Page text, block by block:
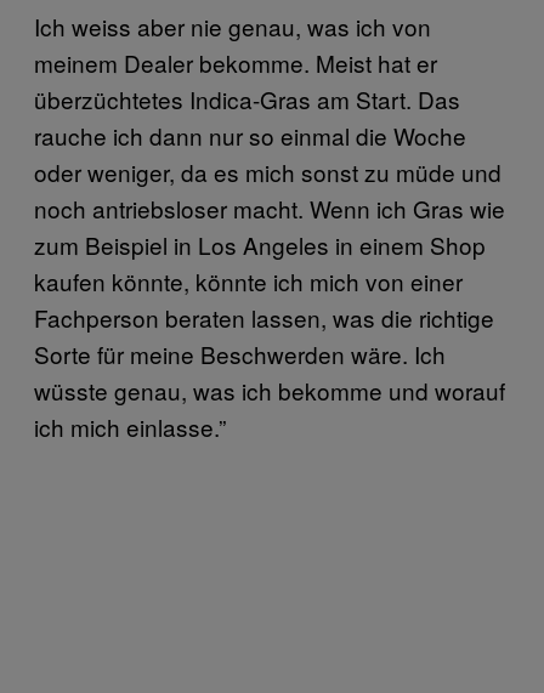
Ich weiss aber nie genau, was ich von
meinem Dealer bekomme. Meist hat er
überzüchtetes Indica-Gras am Start. Das
rauche ich dann nur so einmal die Woche
oder weniger, da es mich sonst zu müde und
noch antriebsloser macht. Wenn ich Gras wie
zum Beispiel in Los Angeles in einem Shop
kaufen könnte, könnte ich mich von einer
Fachperson beraten lassen, was die richtige
Sorte für meine Beschwerden wäre. Ich
wüsste genau, was ich bekomme und worauf
ich mich einlasse.”